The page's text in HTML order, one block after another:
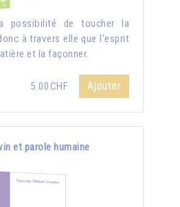
possibilité de toucher la
à travers elle que l'esprit
et la façonner.
5.00CHF Ajouter
et parole humaine